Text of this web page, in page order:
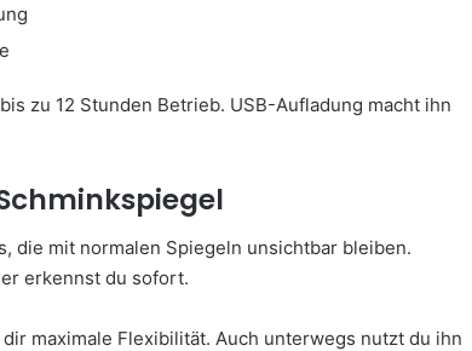
zu 12 Stunden Betrieb. USB-Aufladung macht ihn
die mit normalen Spiegeln unsichtbar bleiben.
erkennst du sofort.
maximale Flexibilität. Auch unterwegs nutzt du ihn